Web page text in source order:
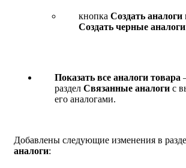
кнопка Создать аналоги
Создать черные аналоги
Показать все аналоги товара
раздел Связанные аналоги с
его аналогами.
Добавлены следующие изменения в
аналоги: